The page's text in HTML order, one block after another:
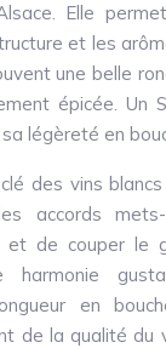
Elle
et les
une belle
épicée. Un
légèreté en
des vins
accords
et de couper le
harmonie
en
de la qualité du